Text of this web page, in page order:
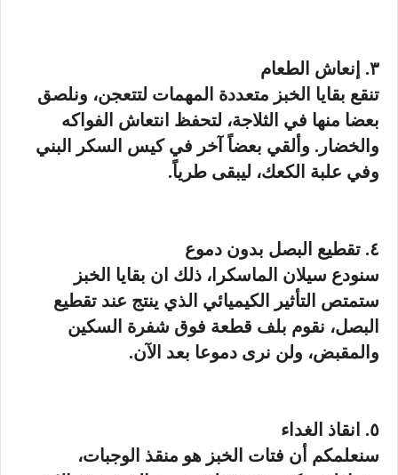
٣. إنعاش الطعام
تنقع بقايا الخبز متعددة المهمات لتتعجن، ونلصق
بعضا منها في الثلاجة، لتحفظ انتعاش الفواكه
والخضار. وألقي بعضاً آخر في كيس السكر البني
وفي علبة الكعك، ليبقى طرياً.
٤. تقطيع البصل بدون دموع
سنودع سيلان الماسكرا، ذلك ان بقايا الخبز
ستمتص التأثير الكيميائي الذي ينتج عند تقطيع
البصل، نقوم بلف قطعة فوق شفرة السكين
والمقبض، ولن نرى دموعا بعد الآن.
٥. انقاذ الغداء
سنعلمكم أن فتات الخبز هو منقذ الوجبات،